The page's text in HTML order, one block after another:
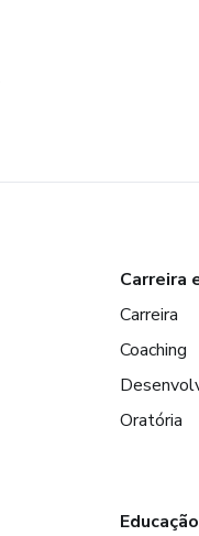
Carreira
Carreira
Coaching
Oratória